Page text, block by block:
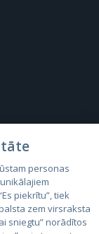
personas
piekrītu”, tiek
zem virsraksta
sniegtu” norādītos